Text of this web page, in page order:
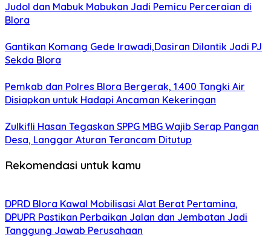
Judol dan Mabuk Mabukan Jadi Pemicu Perceraian di
Blora
Gantikan Komang Gede Irawadi,Dasiran Dilantik Jadi PJ
Sekda Blora
Pemkab dan Polres Blora Bergerak, 1.400 Tangki Air
Disiapkan untuk Hadapi Ancaman Kekeringan
Zulkifli Hasan Tegaskan SPPG MBG Wajib Serap Pangan
Desa, Langgar Aturan Terancam Ditutup
Rekomendasi untuk kamu
DPRD Blora Kawal Mobilisasi Alat Berat Pertamina,
DPUPR Pastikan Perbaikan Jalan dan Jembatan Jadi
Tanggung Jawab Perusahaan